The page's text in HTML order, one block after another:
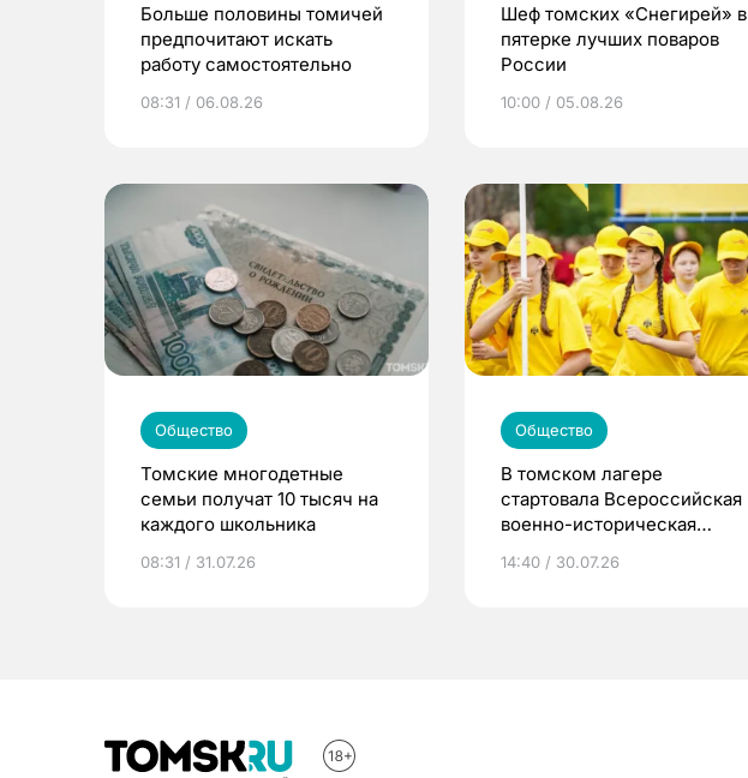
Больше половины томичей
предпочитают искать
работу самостоятельно
08:31 / 06.08.26
Шеф томских «Снегирей» в
пятерке лучших поваров
России
10:00 / 05.08.26
Общество
Томские многодетные
семьи получат 10 тысяч на
каждого школьника
08:31 / 31.07.26
Общество
В томском лагере
стартовала Всероссийская
военно-историческая
14:40 / 30.07.26